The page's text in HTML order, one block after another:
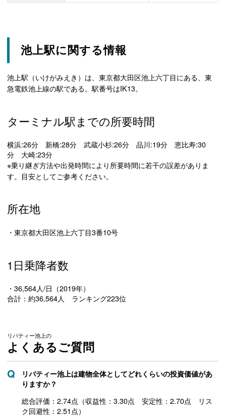
池上駅に関する情報
池上駅（いけがみえき）は、東京都大田区池上六丁目にある、東
急電鉄池上線の駅である。駅番号はIK13。
ターミナル駅までの所要時間
横浜:26分 新橋:28分 武蔵小杉:26分 品川:19分 恵比寿:30
分 大崎:23分
※乗り継ぎ方法や出発時間により所要時間に若干の誤差がありま
す。目安としてご参考ください。
所在地
・東京都大田区池上六丁目3番10号
1日乗降者数
・36,564人/日（2019年）
合計：約36,564人 ランキング223位
リバティー池上の
よくあるご質問
リバティー池上は建物全体としてどれくらいの投資価値があ
りますか？
総合評価：2.74点（収益性：3.30点 安定性：2.70点 リス
ク回避性：2.51点）